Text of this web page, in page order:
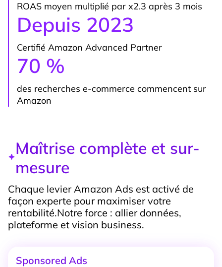
ROAS moyen multiplié par x2.3 après 3 mois
Depuis 2023
Certifié Amazon Advanced Partner
70 %
des recherches e-commerce commencent sur
Amazon
Maîtrise complète et sur-
mesure
Chaque levier Amazon Ads est activé de
façon experte pour maximiser votre
rentabilité.Notre force : allier données,
plateforme et vision business.
Sponsored Ads